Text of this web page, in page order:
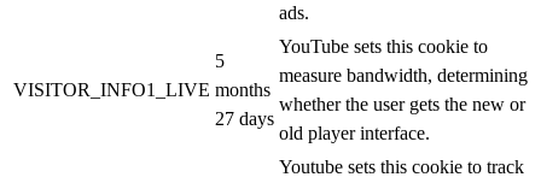
ads.
VISITOR_INFO1_LIVE
5
months
27 days
YouTube sets this cookie to
measure bandwidth, determining
whether the user gets the new or
old player interface.
Youtube sets this cookie to track